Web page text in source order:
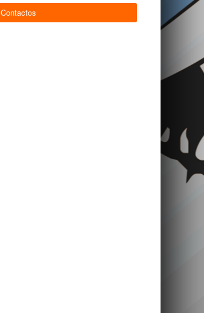
Contactos